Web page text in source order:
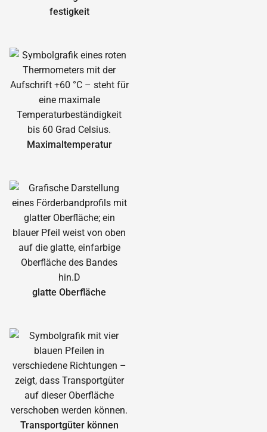
festigkeit
Maximal­temperatur
glatte Oberfläche
Transportgüter können